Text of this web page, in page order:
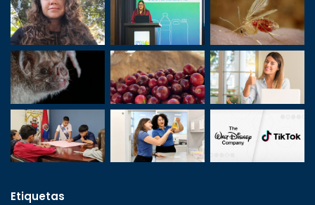
Etiquetas